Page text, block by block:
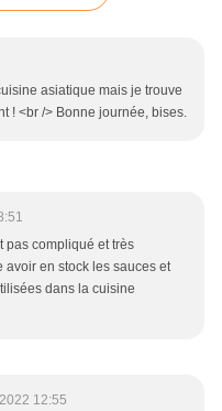
asiatique mais je trouve
! <br /> Bonne journée, bises.
pas compliqué et très
avoir en stock les sauces et
dans la cuisine
12:55